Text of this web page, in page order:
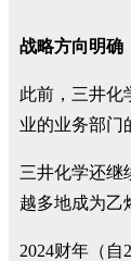
战略方向明确
此前，三井化
业的业务部门
三井化学还继
越多地成为乙
2024财年（